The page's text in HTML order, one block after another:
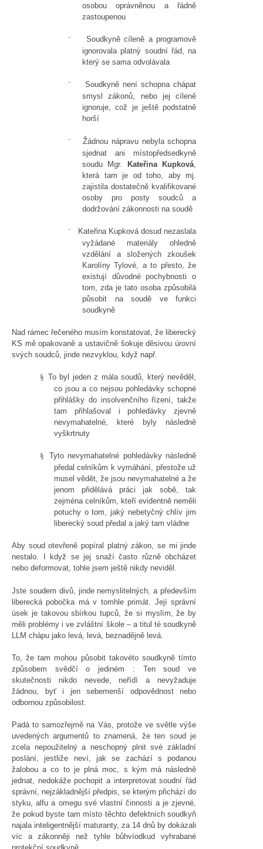
osobou oprávněnou a řádně
zastoupenou
¨
Soudkyně cíleně a programově
ignorovala platný soudní řád, na
který se sama odvolávala
¨
Soudkyně není schopna chápat
smysl zákonů, nebo jej cíleně
ignoruje, což je ještě podstatně
horší
¨
Žádnou nápravu nebyla schopna
sjednat ani místopředsedkyně
soudu Mgr. Kateřina Kupková
která tam je od toho, aby mj.
zajistila dostatečně kvalifikované
osoby pro posty soudců a
dodržování zákonnosti na soudě
¨
Kateřina Kupková dosud nezaslala
vyžádané materiály ohledně
vzdělání a složených zkoušek
Karolíny Tylové, a to přesto, že
existují důvodné pochybnosti o
tom, zda je tato osoba způsobilá
působit na soudě ve funkci
soudkyně
Nad rámec řečeného musím konstatovat, že liberecký
KS mě opakovaně a ustavičně šokuje děsivou úrovní
svých soudců, jinde nezvyklou, když např.
§ To byl jeden z mála soudů, který nevěděl,
co jsou a co nejsou pohledávky schopné
přihlášky do insolvenčního řízení, takže
tam přihlašoval i pohledávky zjevně
nevymahatelné, které byly následně
vyškrtnuty
§
Tyto nevymahatelné pohledávky následně
předal celníkům k vymáhání, přestože už
musel vědět, že jsou nevymahatelné a že
jenom přidělává práci jak sobě, tak
zejména celníkům, kteří evidentně neměli
potuchy o tom, jaký nebetyčný chlív jim
liberecký soud předal a jaký tam vládne
Aby soud otevřeně popíral platný zákon, se mi jinde
nestalo. I když se jej snaží často různě obcházet
nebo deformovat, tohle jsem ještě nikdy neviděl.
Jste soudem divů, jinde nemyslitelných, a především
liberecká pobočka má v tomhle primát. Její správní
úsek je takovou sbírkou tupců, že si myslím, že by
měli problémy i ve zvláštní škole – a titul té soudkyně
LLM chápu jako levá, levá, beznadějně levá.
To, že tam mohou působit takovéto soudkyně tímto
způsobem svědčí o jediném : Ten soud ve
skutečnosti nikdo nevede, neřídí a nevyžaduje
žádnou, byť i jen sebemenší odpovědnost nebo
odbornou způsobilost.
Padá to samozřejmě na Vás, protože ve světle výše
uvedených argumentů to znamená, že ten soud je
zcela nepoužitelný a neschopný plnit své základní
poslání, jestliže neví, jak se zachází s podanou
žalobou a co to je plná moc, s kým má následně
jednat, nedokáže pochopit a interpretovat soudní řád
správní, nejzákladnější předpis, se kterým přichází do
styku, alfu a omegu své vlastní činnosti a je zjevné,
že pokud byste tam místo těchto defektních soudkyň
najala inteligentnější maturanty, za 14 dnů by dokázali
víc a zákonněji než tyhle bůhvíodkud vyhrabané